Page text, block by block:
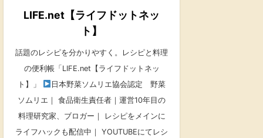
LIFE.net【ライフドットネッ
ト】
話題のレシピを分かりやすく。レシピと料理
の便利帳「LIFE.net【ライフドットネッ
ト】」
日本野菜ソムリエ協会認定 野菜
ソムリエ｜ 食品衛生責任者｜運営10年目の
料理研究家、ブロガー｜ レシピをメインに
ライフハックも配信中｜ YOUTUBEにてレシ